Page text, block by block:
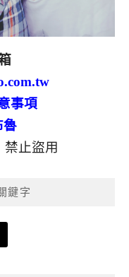
事項
魯
禁止盜用
鍵字